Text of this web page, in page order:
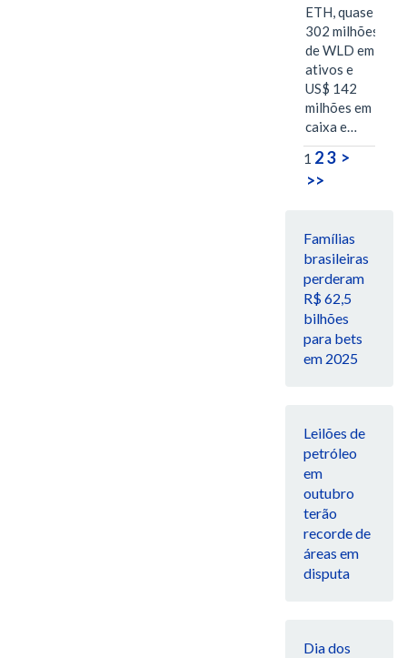
ETH, quase
302 milhões
de WLD em
ativos e
US$ 142
milhões em
caixa e…
1 23 >
>>
Famílias
brasileiras
perderam
R$ 62,5
bilhões
para bets
em 2025
Leilões de
petróleo
em
outubro
terão
recorde de
áreas em
disputa
Dia dos